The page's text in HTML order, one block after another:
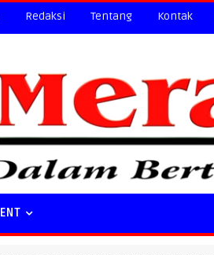
Redaksi Tentang Kontak